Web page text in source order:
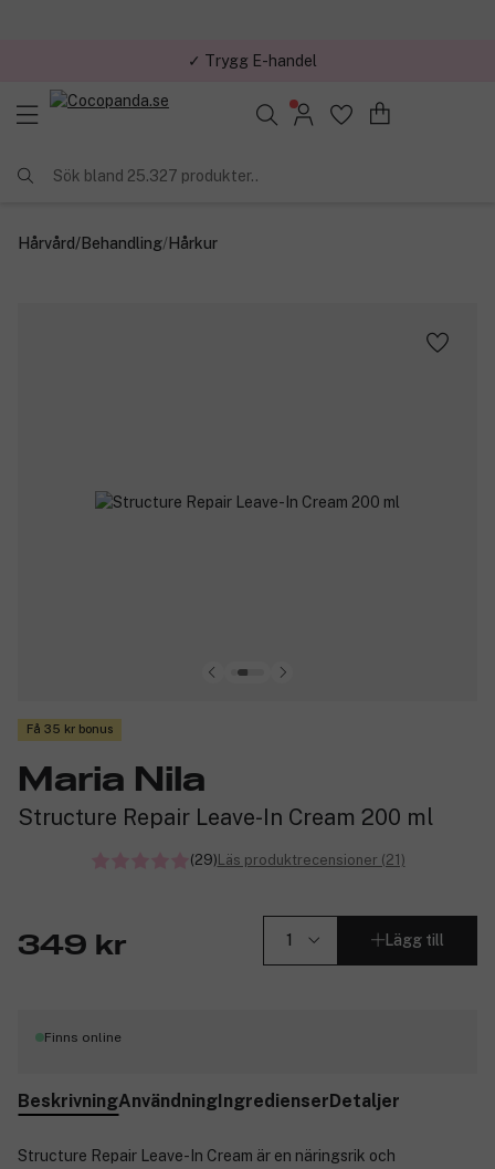
✓ Trygg E-handel
Sök bland 25.327 produkter..
Hårvård/Behandling/Hårkur
Få 35 kr bonus
Maria Nila
Structure Repair Leave-In Cream 200 ml
(29)Läs produktrecensioner (21)
349 kr Lägg till
Finns online
BeskrivningAnvändningIngredienserDetaljer
Structure Repair Leave-In Cream är en näringsrik och